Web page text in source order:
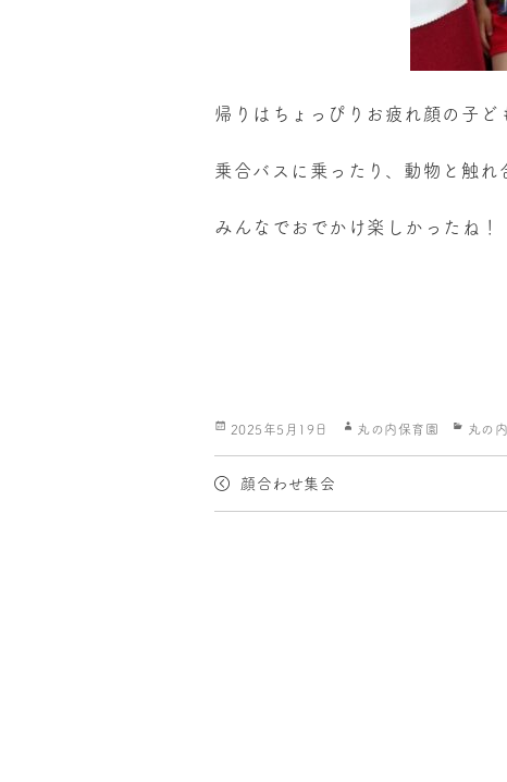
帰りはちょっぴりお疲れ顔の子ど
乗合バスに乗ったり、動物と触
みんなでおでかけ楽しかったね！
投
2025年5月19日
作
丸の内保育園
カ
丸の
顔合わせ集会